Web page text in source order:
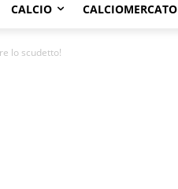
CALCIO CALCIOMERCATO
lo scudetto!